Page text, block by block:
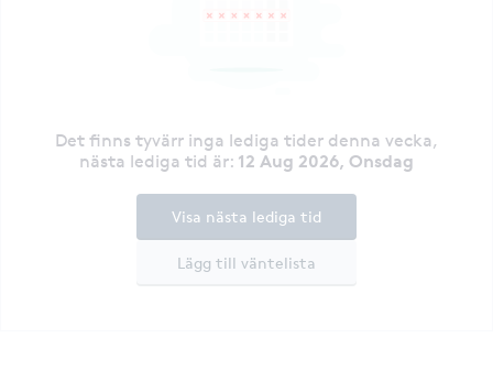
Det finns tyvärr inga lediga tider denna vecka,
nästa lediga tid är: 12 Aug 2026, Onsdag
Lägg till väntelista
Visa nästa lediga tid